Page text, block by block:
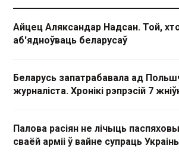
Айцец Аляксандар Надсан. Той,
аб'ядноўваць беларусаў
Беларусь запатрабавала ад
журналіста. Хронікі рэпрэсій 7
Палова расіян не лічыць
сваёй арміі ў вайне супраць